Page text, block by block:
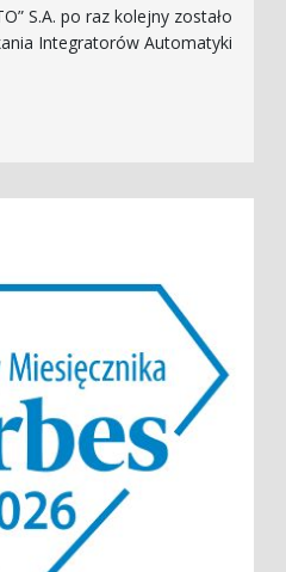
S.A. po raz kolejny zostało
Integratorów Automatyki